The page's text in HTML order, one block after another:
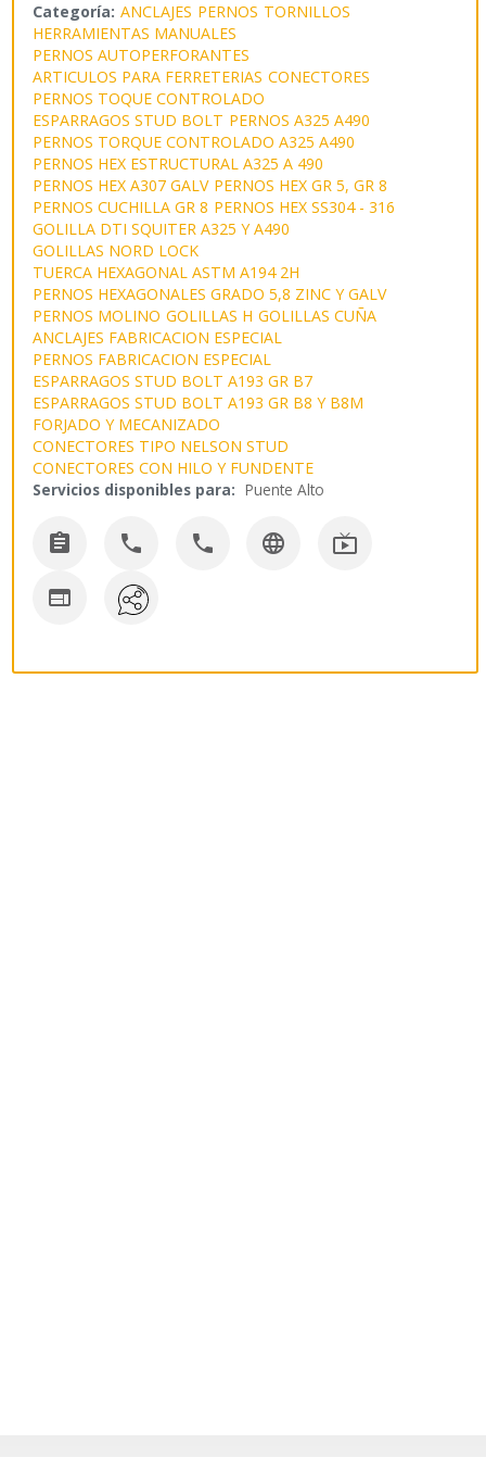
Categoría: ANCLAJES PERNOS TORNILLOS
HERRAMIENTAS MANUALES
PERNOS AUTOPERFORANTES
ARTICULOS PARA FERRETERIAS CONECTORES
PERNOS TOQUE CONTROLADO
ESPARRAGOS STUD BOLT PERNOS A325 A490
PERNOS TORQUE CONTROLADO A325 A490
PERNOS HEX ESTRUCTURAL A325 A 490
PERNOS HEX A307 GALV PERNOS HEX GR 5, GR 8
PERNOS CUCHILLA GR 8 PERNOS HEX SS304 - 316
GOLILLA DTI SQUITER A325 Y A490
GOLILLAS NORD LOCK
TUERCA HEXAGONAL ASTM A194 2H
PERNOS HEXAGONALES GRADO 5,8 ZINC Y GALV
PERNOS MOLINO GOLILLAS H GOLILLAS CUÑA
ANCLAJES FABRICACION ESPECIAL
PERNOS FABRICACION ESPECIAL
ESPARRAGOS STUD BOLT A193 GR B7
ESPARRAGOS STUD BOLT A193 GR B8 Y B8M
FORJADO Y MECANIZADO
CONECTORES TIPO NELSON STUD
CONECTORES CON HILO Y FUNDENTE
Servicios disponibles para: Puente Alto
    
